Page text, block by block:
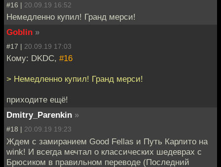
#16 | 20.09.19 16:52
Немедленно купил! Гранд мерси!
Goblin »
#17 | 20.09.19 17:03
Кому: DKDC, #16
> Немедленно купил! Гранд мерси!
приходите ещё!
Dmitry_Parenkin »
#18 | 20.09.19 19:23
Ждем с замиранием Good Fellas и Путь Карлито на
wink! И всегда мечтал о классических шедеврах с
Брюсиком в правильном переводе (Последний